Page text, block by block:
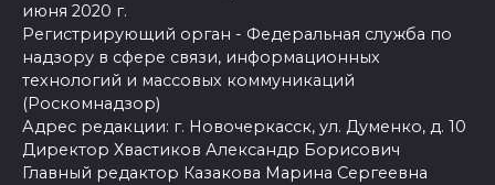
июня 2020 г.
Регистрирующий орган - Федеральная служба по
надзору в сфере связи, информационных
технологий и массовых коммуникаций
(Роскомнадзор)
Адрес редакции: г. Новочеркасск, ул. Думенко, д. 10
Директор Хвастиков Александр Борисович
Главный редактор Казакова Марина Сергеевна